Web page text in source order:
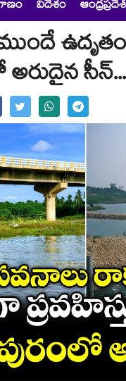
విదేశం ఆంధ్రప్రదేశ్
సీన్...